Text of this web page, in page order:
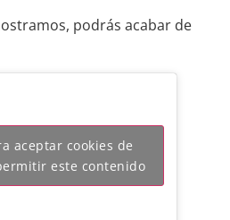
podrás acabar de
aceptar cookies de
este contenido